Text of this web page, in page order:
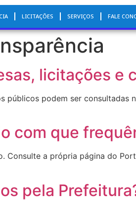
LICITAÇÕES SERVIÇOS FALE
licitações e
podem ser consultadas
com que
a própria página do
pela